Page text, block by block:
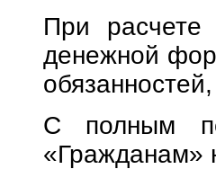
При расчете
денежной
С полным
«Гражданам»